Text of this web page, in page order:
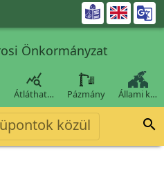

Önkormányzat

Átláthat… Pázmány Állami k…
közül 